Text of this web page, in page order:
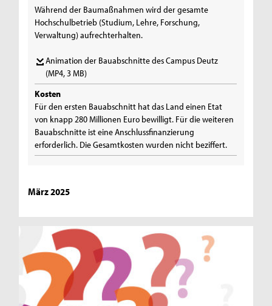
Während der Baumaßnahmen wird der gesamte
Hochschulbetrieb (Studium, Lehre, Forschung,
Verwaltung) aufrechterhalten.
Animation der Bauabschnitte des Campus Deutz
(MP4, 3 MB)
Kosten
Für den ersten Bauabschnitt hat das Land einen Etat
von knapp 280 Millionen Euro bewilligt. Für die weiteren
Bauabschnitte ist eine Anschlussfinanzierung
erforderlich. Die Gesamtkosten wurden nicht beziffert.
März 2025